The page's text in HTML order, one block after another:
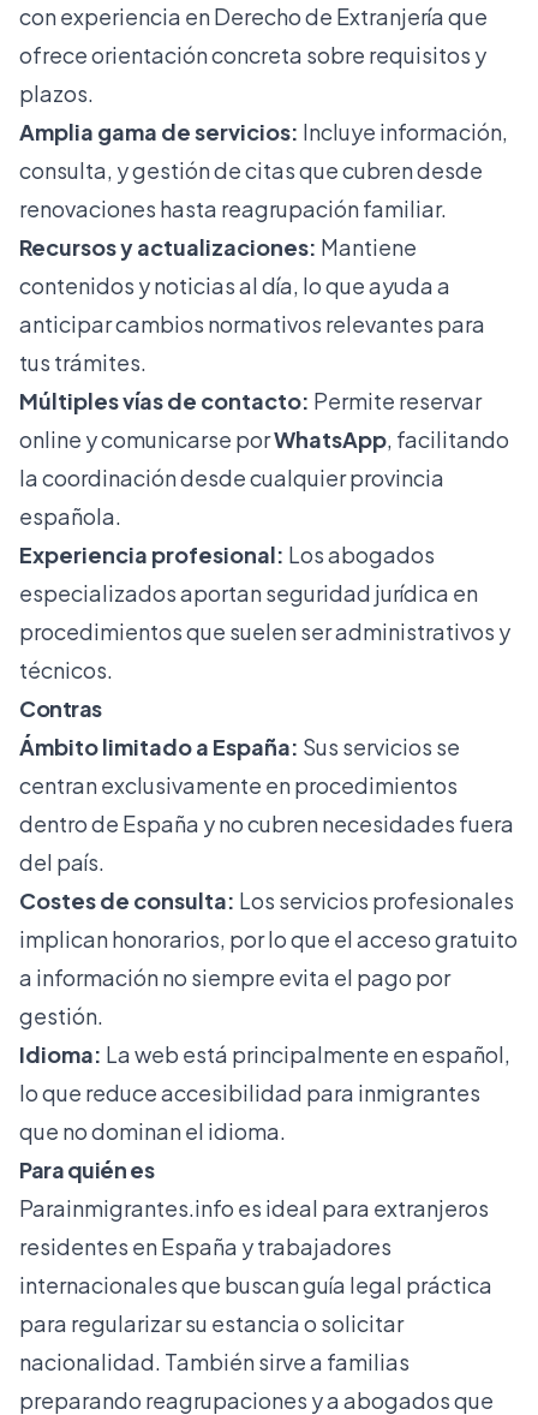
con experiencia en Derecho de Extranjería que
ofrece orientación concreta sobre requisitos y
plazos.
Amplia gama de servicios: Incluye información,
consulta, y gestión de citas que cubren desde
renovaciones hasta reagrupación familiar.
Recursos y actualizaciones: Mantiene
contenidos y noticias al día, lo que ayuda a
anticipar cambios normativos relevantes para
tus trámites.
Múltiples vías de contacto: Permite reservar
online y comunicarse porWhatsApp, facilitando
la coordinación desde cualquier provincia
española.
Experiencia profesional: Los abogados
especializados aportan seguridad jurídica en
procedimientos que suelen ser administrativos y
técnicos.
Contras
Ámbito limitado a España: Sus servicios se
centran exclusivamente en procedimientos
dentro de España y no cubren necesidades fuera
del país.
Costes de consulta: Los servicios profesionales
implican honorarios, por lo que el acceso gratuito
a información no siempre evita el pago por
gestión.
Idioma: La web está principalmente en español,
lo que reduce accesibilidad para inmigrantes
que no dominan el idioma.
Para quién es
Parainmigrantes.info es ideal para extranjeros
residentes en España y trabajadores
internacionales que buscan guía legal práctica
para regularizar su estancia o solicitar
nacionalidad. También sirve a familias
preparando reagrupaciones y a abogados que